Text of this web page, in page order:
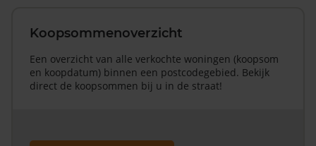
Koopsommenoverzicht
Een overzicht van alle verkochte woningen (koopsom
en koopdatum) binnen een postcodegebied. Bekijk
direct de koopsommen bij u in de straat!